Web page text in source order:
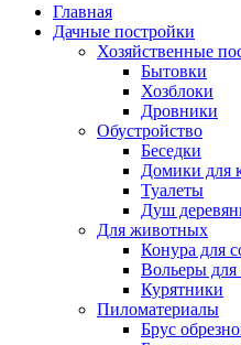
Главная
Дачные постройки
Хозяйственные
Бытовки
Хозблоки
Дровники
Обустройство
Беседки
Домики для
Туалеты
Душ
Для животных
Конура для
Вольеры для
Курятники
Пиломатериалы
Брус